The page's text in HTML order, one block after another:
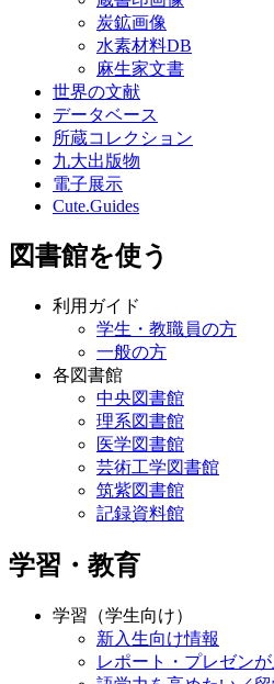
炭鉱画像
水素材料DB
麻生家文書
世界の文献
データベース
所蔵コレクション
九大出版物
電子展示
Cute.Guides
図書館を使う
利用ガイド
学生・教職員の方
一般の方
各図書館
中央図書館
理系図書館
医学図書館
芸術工学図書館
筑紫図書館
記録資料館
学習・教育
学習（学生向け）
新入生向け情報
レポート・プレゼン